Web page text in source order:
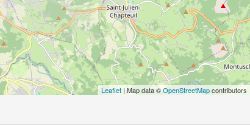
Leaflet | Map data ©OpenStreetMapcontributors